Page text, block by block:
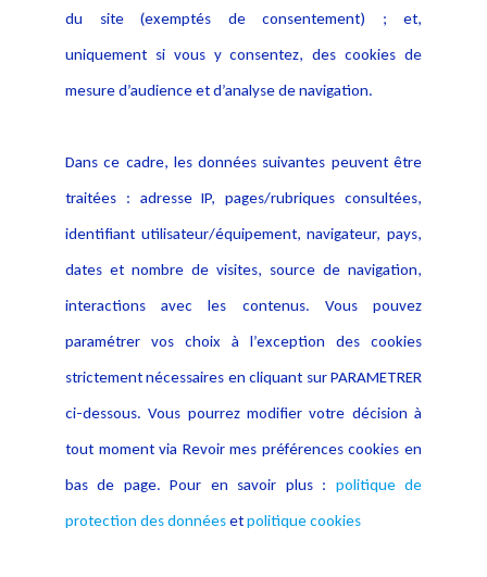
Notice Légale
Politique de protection des
données
Publications
du site (exemptés de consentement) ; et,
uniquement si vous y consentez, des cookies de
mesure d’audience et d’analyse de navigation.
Dans ce cadre, les données suivantes peuvent être
traitées : adresse IP, pages/rubriques consultées,
identifiant utilisateur/équipement, navigateur, pays,
dates et nombre de visites, source de navigation,
interactions avec les contenus. Vous pouvez
paramétrer vos choix à l’exception des cookies
strictement nécessaires en cliquant sur PARAMETRER
ci-dessous. Vous pourrez modifier votre décision à
tout moment via Revoir mes préférences cookies en
bas de page. Pour en savoir plus : politique de
protection des donnéesetpolitique cookies